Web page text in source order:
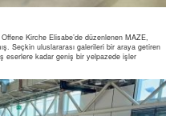
Kirche Elisabe’de düzenlenen MAZE,
Seçkin uluslararası galerileri bir araya getiren
eserlere kadar geniş bir yelpazede işler